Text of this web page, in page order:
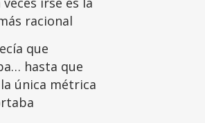
racional
que
hasta que
única métrica